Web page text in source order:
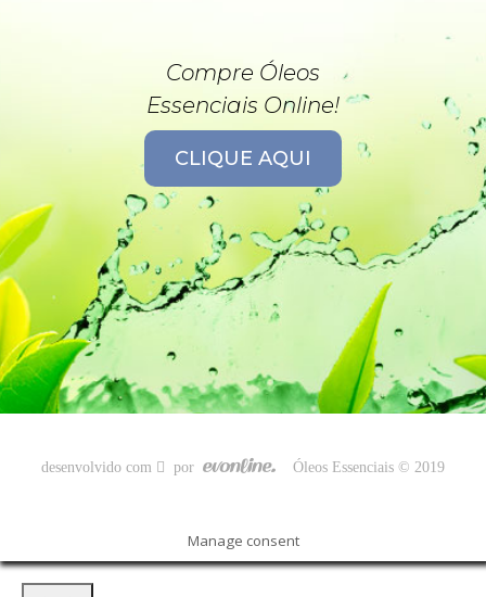
Compre Óleos
Essenciais Online!
CLIQUE AQUI
desenvolvido com por Óleos Essenciais © 2019
Manage consent